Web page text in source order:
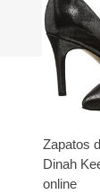
Zapatos
Dinah
online